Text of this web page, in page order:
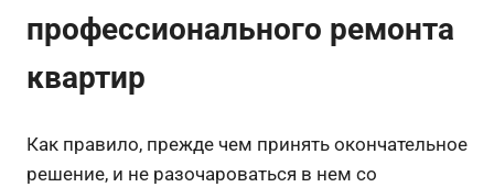
профессионального ремонта
квартир
Как правило, прежде чем принять окончательное
решение, и не разочароваться в нем со